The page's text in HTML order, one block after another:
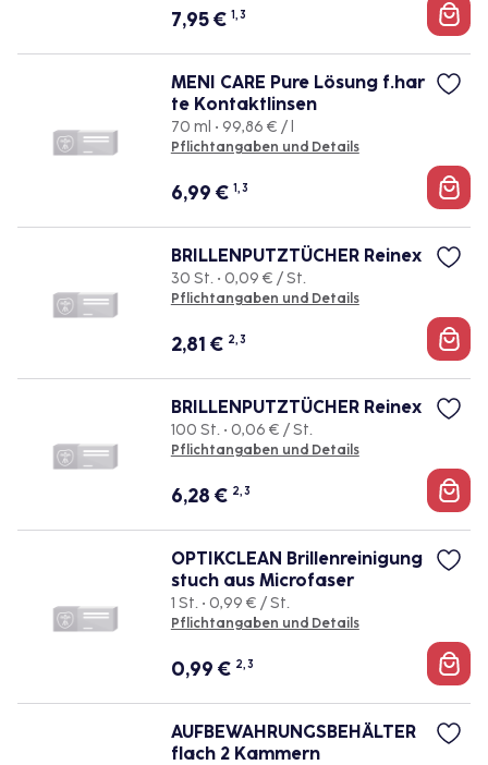
7,95€ 1, 3
MENI CARE Pure Lösung f.har
te Kontaktlinsen
70 ml • 99,86 € / l
Pflichtangaben und Details
6,99 € 1, 3
BRILLENPUTZTÜCHER Reinex
30 St. • 0,09 € / St.
Pflichtangaben und Details
2,81 € 2, 3
BRILLENPUTZTÜCHER Reinex
100 St. • 0,06 € / St.
Pflichtangaben und Details
6,28 € 2, 3
OPTIKCLEAN Brillenreinigung
stuch aus Microfaser
1 St. • 0,99 € / St.
Pflichtangaben und Details
0,99 € 2, 3
AUFBEWAHRUNGSBEHÄLTER
flach 2 Kammern